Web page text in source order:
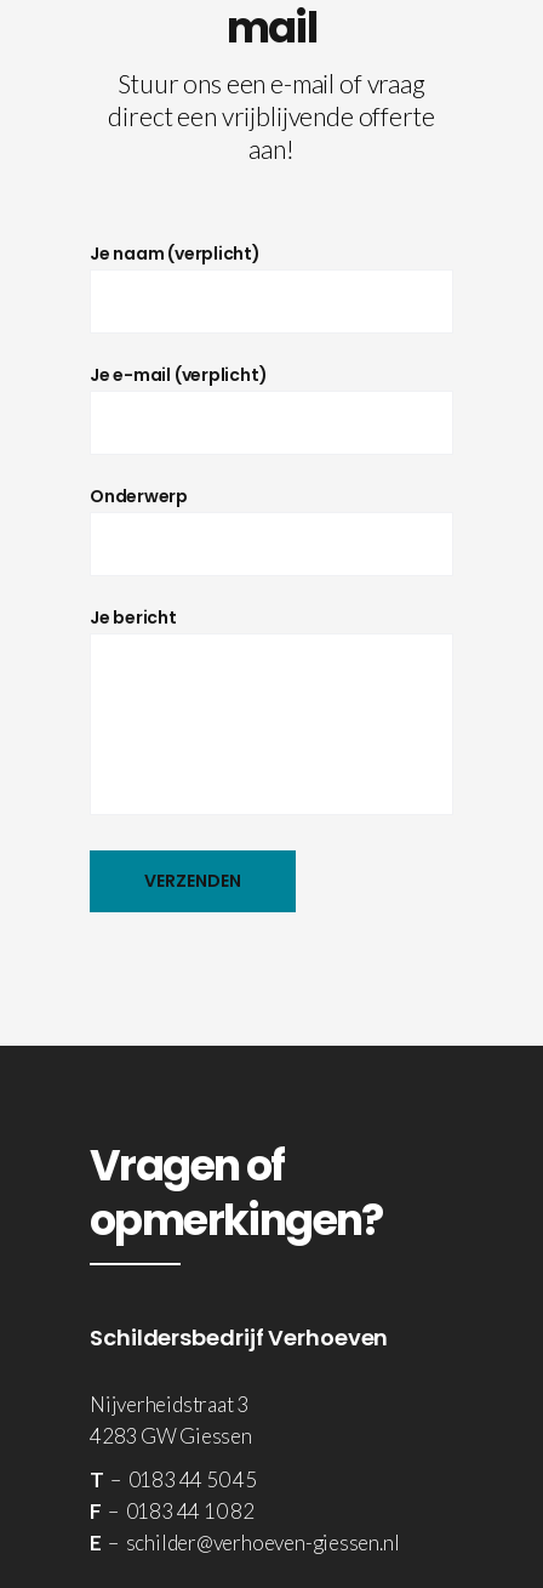
mail
Stuur ons een e-mail of vraag
direct een vrijblijvende offerte
aan!
Je naam (verplicht)
Je e-mail (verplicht)
Onderwerp
Je bericht
Vragen of
opmerkingen?
Schildersbedrijf Verhoeven
Nijverheidstraat 3
4283 GW Giessen
T – 0183 44 50 45
F – 0183 44 10 82
E – schilder@verhoeven-giessen.nl